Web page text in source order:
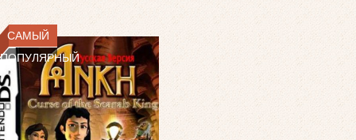
САМЫЙ
ПОПУЛЯРНЫЙ